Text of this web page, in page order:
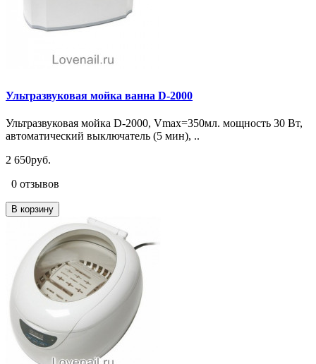
Ультразвуковая мойка ванна D-2000
Ультразвуковая мойка D-2000, Vmax=350мл. мощность 30 Вт,
автоматический выключатель (5 мин), ..
2 650руб.
0 отзывов
В корзину